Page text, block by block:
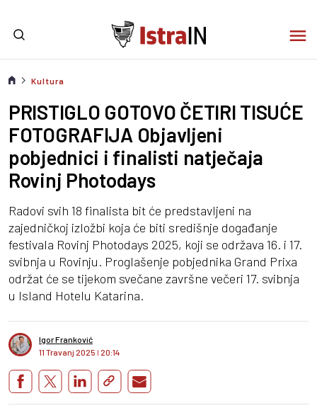
Kultura
PRISTIGLO GOTOVO ČETIRI TISUĆE
FOTOGRAFIJA Objavljeni
pobjednici i finalisti natječaja
Rovinj Photodays
Radovi svih 18 finalista bit će predstavljeni na
zajedničkoj izložbi koja će biti središnje događanje
festivala Rovinj Photodays 2025, koji se održava 16. i 17.
svibnja u Rovinju. Proglašenje pobjednika Grand Prixa
održat će se tijekom svečane završne večeri 17. svibnja
u Island Hotelu Katarina.
Igor Franković
11 Travanj 2025 I 20:14